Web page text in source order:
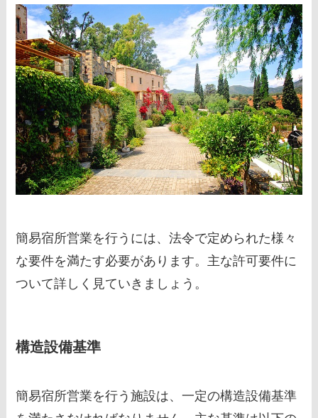
簡易宿所営業を行うには、法令で定められた様々
な要件を満たす必要があります。主な許可要件に
ついて詳しく見ていきましょう。
構造設備基準
簡易宿所営業を行う施設は、一定の構造設備基準